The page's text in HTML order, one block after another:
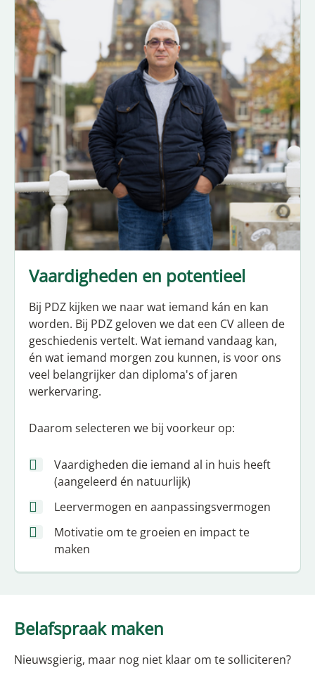
Vaardigheden en potentieel
Bij PDZ kijken we naar wat iemand kán en kan
worden. Bij PDZ geloven we dat een CV alleen de
geschiedenis vertelt. Wat iemand vandaag kan,
én wat iemand morgen zou kunnen, is voor ons
veel belangrijker dan diploma's of jaren
werkervaring.
Daarom selecteren we bij voorkeur op:
Vaardigheden die iemand al in huis heeft
(aangeleerd én natuurlijk)
Leervermogen en aanpassingsvermogen
Motivatie om te groeien en impact te
maken
Belafspraak maken
Nieuwsgierig, maar nog niet klaar om te solliciteren?